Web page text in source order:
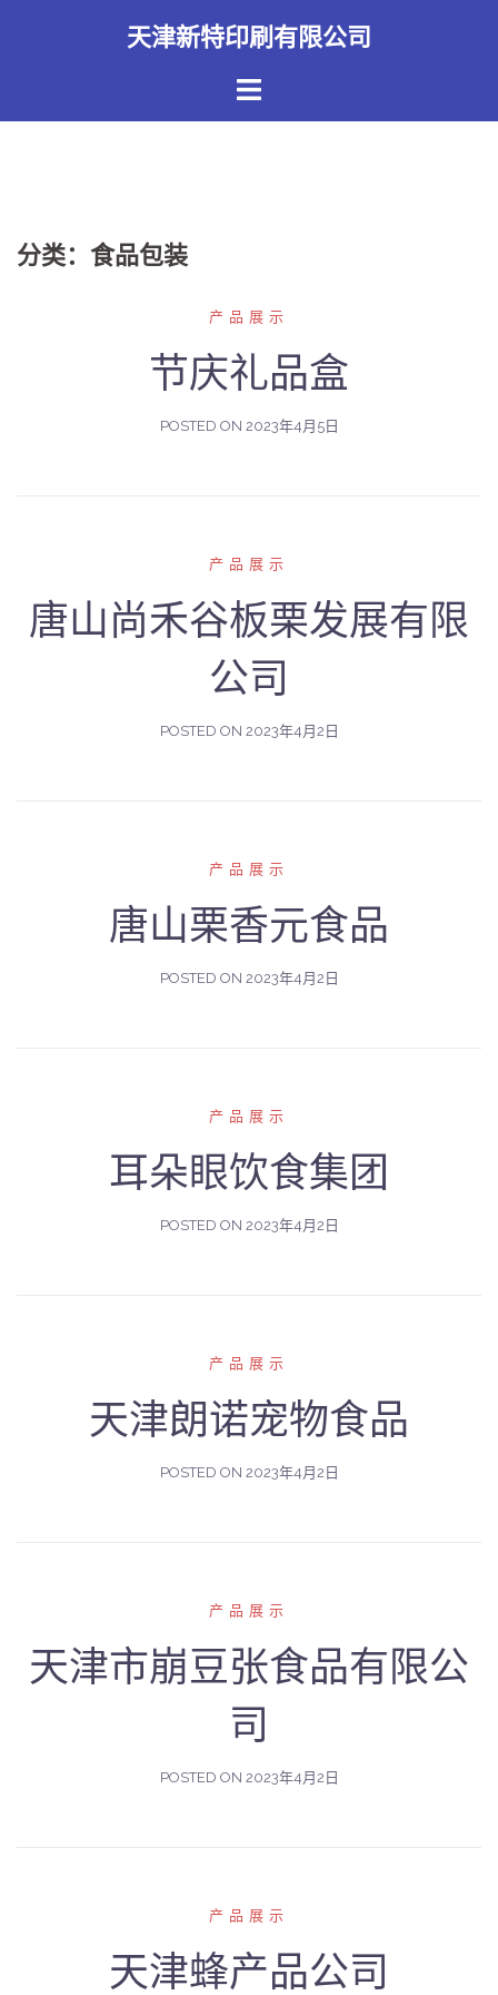
天津新特印刷有限公司
分类：食品包装
产品展示
节庆礼品盒
POSTED ON 2023年4月5日
产品展示
唐山尚禾谷板栗发展有限
公司
POSTED ON 2023年4月2日
产品展示
唐山栗香元食品
POSTED ON 2023年4月2日
产品展示
耳朵眼饮食集团
POSTED ON 2023年4月2日
产品展示
天津朗诺宠物食品
POSTED ON 2023年4月2日
产品展示
天津市崩豆张食品有限公
司
POSTED ON 2023年4月2日
产品展示
天津蜂产品公司